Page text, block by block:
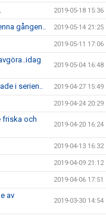
2019-05-18 15:36
gången.. 2019-05-14 21:25
2019-05-11 17:06
2019-05-04 16:48
i serien.. 2019-04-27 15:49
2019-04-24 20:29
friska och
2019-04-20 16:24
2019-04-13 16:32
2019-04-09 21:12
2019-04-06 17:51
av
2019-03-30 14:54